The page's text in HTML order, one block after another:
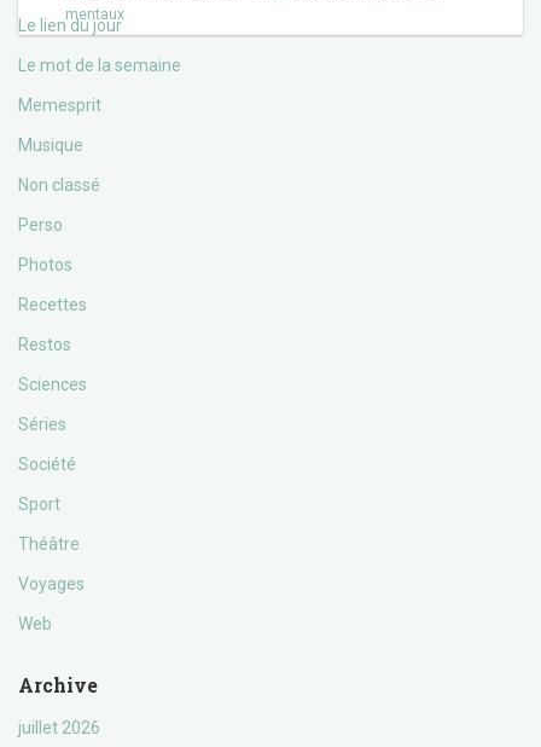
Le lien du jour
Le mot de la semaine
Memesprit
Musique
Non classé
Perso
Photos
Recettes
Restos
Sciences
Séries
Société
Sport
Théâtre
Voyages
Web
Archive
juillet 2026
mentaux